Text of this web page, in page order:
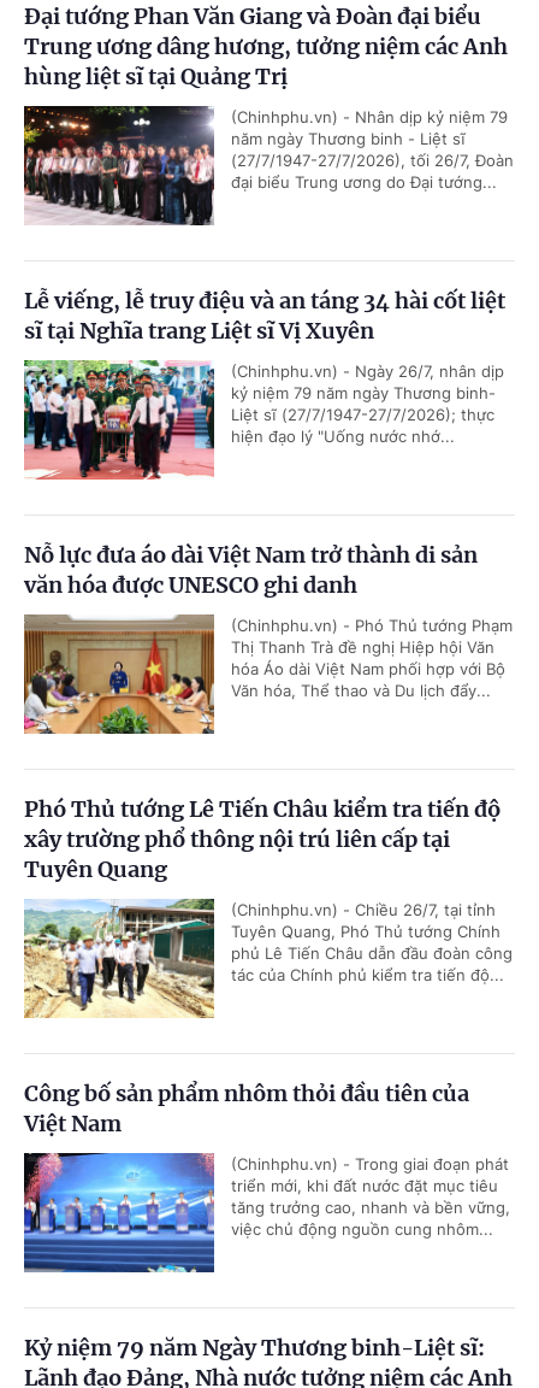
Đại tướng Phan Văn Giang và Đoàn đại biểu
Trung ương dâng hương, tưởng niệm các Anh
hùng liệt sĩ tại Quảng Trị
(Chinhphu.vn) - Nhân dịp kỷ niệm 79
năm ngày Thương binh - Liệt sĩ
(27/7/1947-27/7/2026), tối 26/7, Đoàn
đại biểu Trung ương do Đại tướng...
Lễ viếng, lễ truy điệu và an táng 34 hài cốt liệt
sĩ tại Nghĩa trang Liệt sĩ Vị Xuyên
(Chinhphu.vn) - Ngày 26/7, nhân dịp
kỷ niệm 79 năm ngày Thương binh-
Liệt sĩ (27/7/1947-27/7/2026); thực
hiện đạo lý "Uống nước nhớ...
Nỗ lực đưa áo dài Việt Nam trở thành di sản
văn hóa được UNESCO ghi danh
(Chinhphu.vn) - Phó Thủ tướng Phạm
Thị Thanh Trà đề nghị Hiệp hội Văn
hóa Áo dài Việt Nam phối hợp với Bộ
Văn hóa, Thể thao và Du lịch đẩy...
Phó Thủ tướng Lê Tiến Châu kiểm tra tiến độ
xây trường phổ thông nội trú liên cấp tại
Tuyên Quang
(Chinhphu.vn) - Chiều 26/7, tại tỉnh
Tuyên Quang, Phó Thủ tướng Chính
phủ Lê Tiến Châu dẫn đầu đoàn công
tác của Chính phủ kiểm tra tiến độ...
Công bố sản phẩm nhôm thỏi đầu tiên của
Việt Nam
(Chinhphu.vn) - Trong giai đoạn phát
triển mới, khi đất nước đặt mục tiêu
tăng trưởng cao, nhanh và bền vững,
việc chủ động nguồn cung nhôm...
Kỷ niệm 79 năm Ngày Thương binh-Liệt sĩ:
Lãnh đạo Đảng, Nhà nước tưởng niệm các Anh